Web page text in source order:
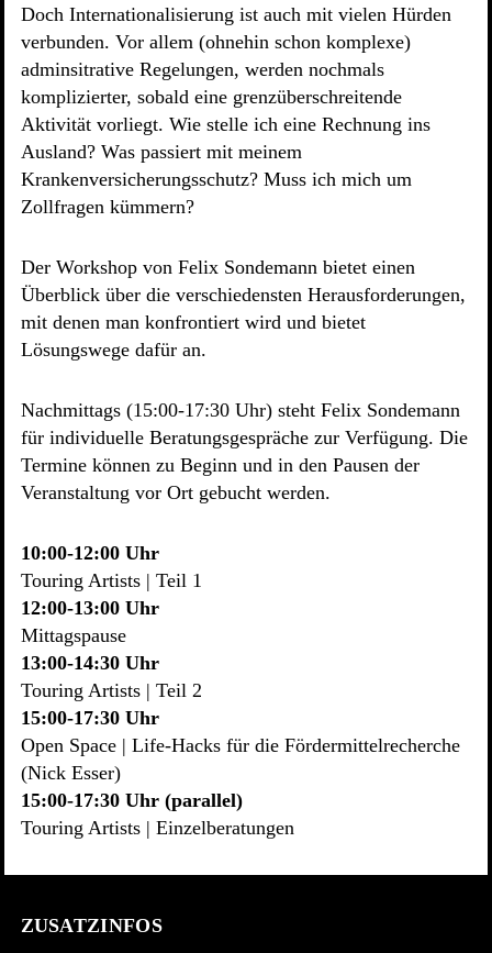
Doch Internationalisierung ist auch mit vielen Hürden
verbunden. Vor allem (ohnehin schon komplexe)
adminsitrative Regelungen, werden nochmals
komplizierter, sobald eine grenzüberschreitende
Aktivität vorliegt. Wie stelle ich eine Rechnung ins
Ausland? Was passiert mit meinem
Krankenversicherungsschutz? Muss ich mich um
Zollfragen kümmern?
Der Workshop von Felix Sondemann bietet einen
Überblick über die verschiedensten Herausforderungen,
mit denen man konfrontiert wird und bietet
Lösungswege dafür an.
Nachmittags (15:00-17:30 Uhr) steht Felix Sondemann
für individuelle Beratungsgespräche zur Verfügung. Die
Termine können zu Beginn und in den Pausen der
Veranstaltung vor Ort gebucht werden.
10:00-12:00 Uhr
Touring Artists | Teil 1
12:00-13:00 Uhr
Mittagspause
13:00-14:30 Uhr
Touring Artists | Teil 2
15:00-17:30 Uhr
Open Space | Life-Hacks für die Fördermittelrecherche
(Nick Esser)
15:00-17:30 Uhr (parallel)
Touring Artists | Einzelberatungen
ZUSATZINFOS